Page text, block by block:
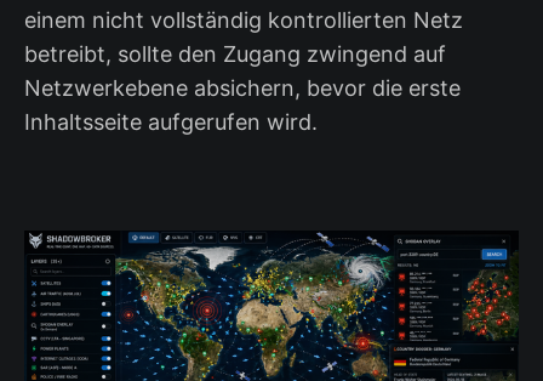
einem nicht vollständig kontrollierten Netz
betreibt, sollte den Zugang zwingend auf
Netzwerkebene absichern, bevor die erste
Inhaltsseite aufgerufen wird.